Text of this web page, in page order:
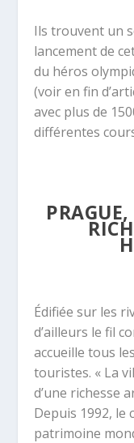
Ils trouvent un
lancement de
du héros
(voir en fin
avec plus de
différentes
Édifiée sur les
d’ailleurs le fil
accueille tous
touristes. « La
d’une richesse
Depuis 1992, le
patrimoine